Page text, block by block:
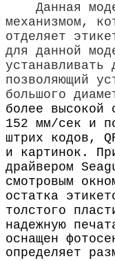
Данная
механизмом,
отделяет
для данной
устанавливать
позволяющий
большого
более высокой
152 мм/сек и
штрих кодов,
и картинок.
драйвером
смотровым
остатка
толстого
надежную
оснащен
определяет